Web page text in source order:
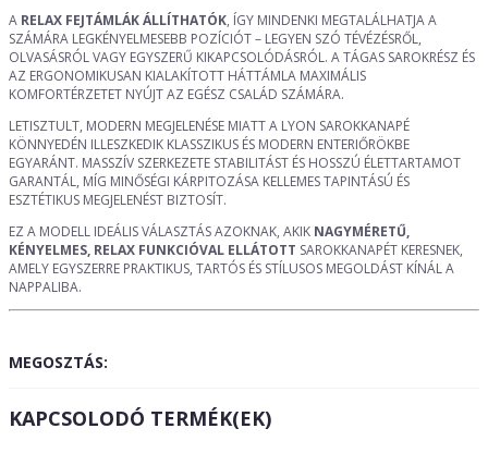
A RELAX FEJTÁMLÁK ÁLLÍTHATÓK, ÍGY MINDENKI MEGTALÁLHATJA A
SZÁMÁRA LEGKÉNYELMESEBB POZÍCIÓT – LEGYEN SZÓ TÉVÉZÉSRŐL,
OLVASÁSRÓL VAGY EGYSZERŰ KIKAPCSOLÓDÁSRÓL. A TÁGAS SAROKRÉSZ ÉS
AZ ERGONOMIKUSAN KIALAKÍTOTT HÁTTÁMLA MAXIMÁLIS
KOMFORTÉRZETET NYÚJT AZ EGÉSZ CSALÁD SZÁMÁRA.
LETISZTULT, MODERN MEGJELENÉSE MIATT A LYON SAROKKANAPÉ
KÖNNYEDÉN ILLESZKEDIK KLASSZIKUS ÉS MODERN ENTERIŐRÖKBE
EGYARÁNT. MASSZÍV SZERKEZETE STABILITÁST ÉS HOSSZÚ ÉLETTARTAMOT
GARANTÁL, MÍG MINŐSÉGI KÁRPITOZÁSA KELLEMES TAPINTÁSÚ ÉS
ESZTÉTIKUS MEGJELENÉST BIZTOSÍT.
EZ A MODELL IDEÁLIS VÁLASZTÁS AZOKNAK, AKIK NAGYMÉRETŰ,
KÉNYELMES, RELAX FUNKCIÓVAL ELLÁTOTT SAROKKANAPÉT KERESNEK,
AMELY EGYSZERRE PRAKTIKUS, TARTÓS ÉS STÍLUSOS MEGOLDÁST KÍNÁL A
NAPPALIBA.
MEGOSZTÁS:
KAPCSOLODÓ TERMÉK(EK)